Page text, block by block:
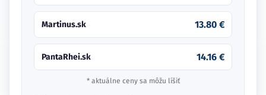
Martinus.sk 13.80 €
PantaRhei.sk 14.16 €
* aktuálne ceny sa môžu líšiť